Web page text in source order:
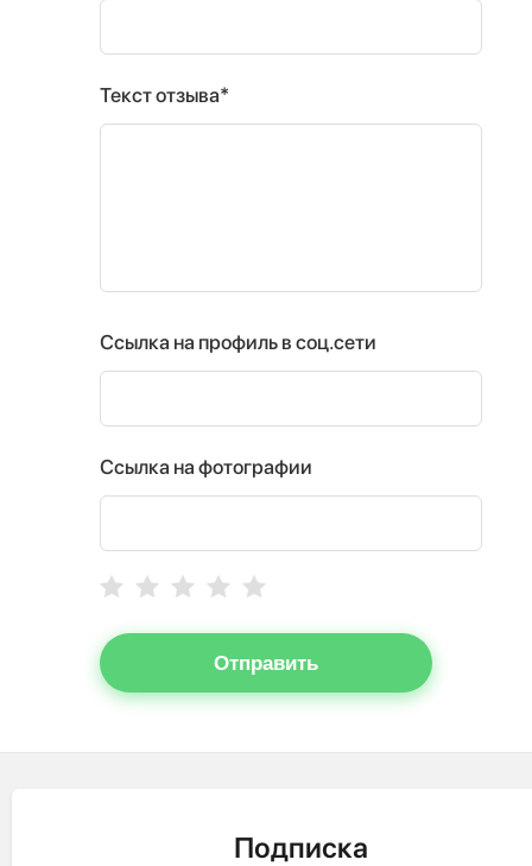
Текст отзыва*
Ссылка на профиль в соц.сети
Ссылка на фотографии
Отправить
Подписка